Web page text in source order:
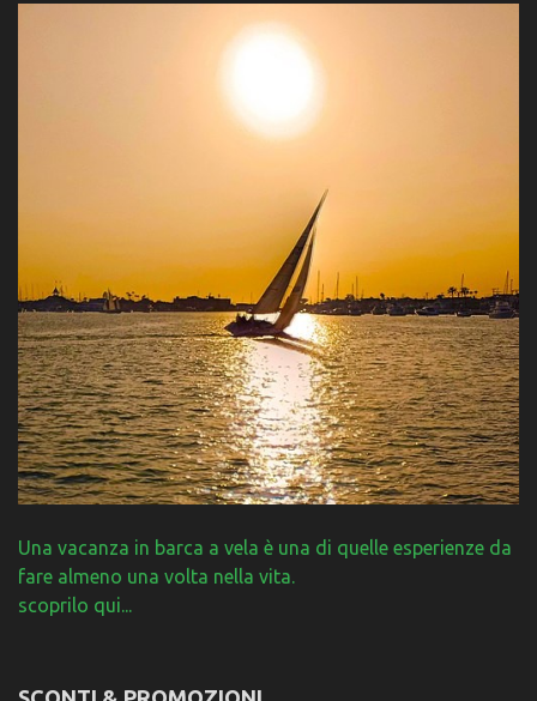
Una vacanza in barca a vela è una di quelle esperienze da
fare almeno una volta nella vita.
scoprilo qui...